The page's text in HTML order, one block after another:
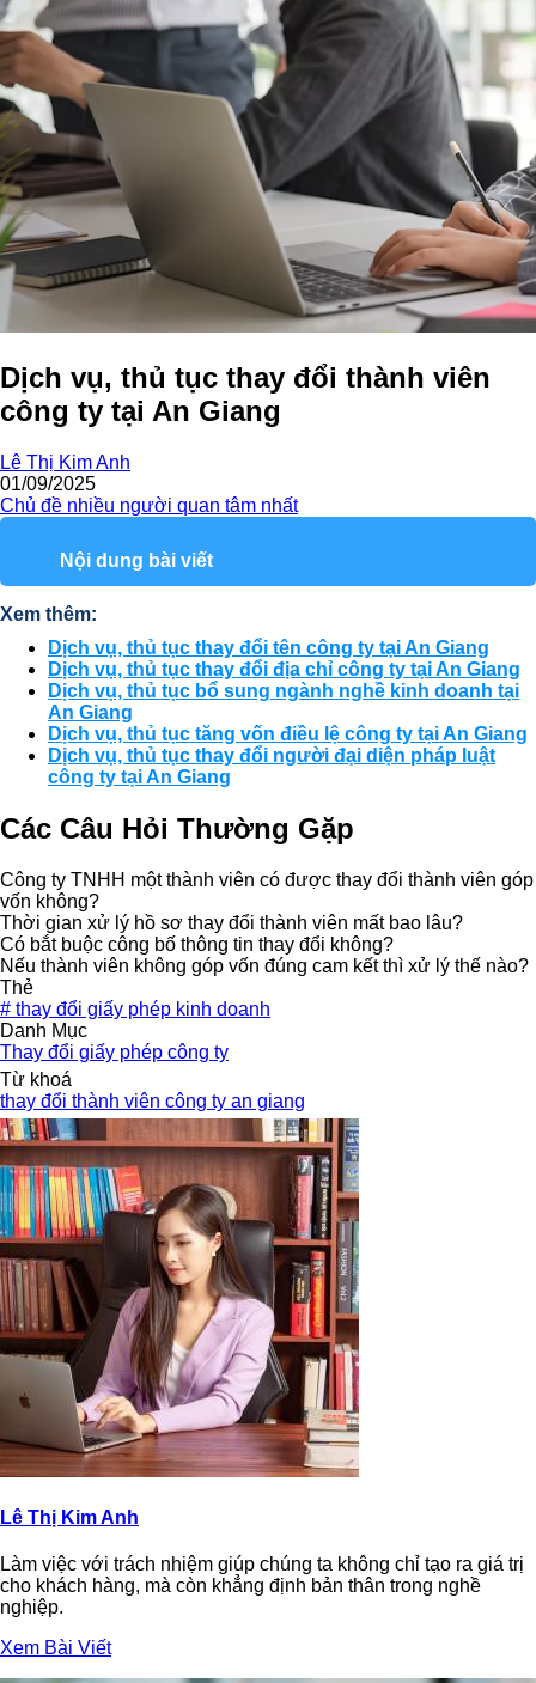
Dịch vụ, thủ tục thay đổi thành viên
công ty tại An Giang
Lê Thị Kim Anh
01/09/2025
Chủ đề nhiều người quan tâm nhất
Nội dung bài viết
Xem thêm:
Dịch vụ, thủ tục thay đổi tên công ty tại An Giang
Dịch vụ, thủ tục thay đổi địa chỉ công ty tại An Giang
Dịch vụ, thủ tục bổ sung ngành nghề kinh doanh tại
An Giang
Dịch vụ, thủ tục tăng vốn điều lệ công ty tại An Giang
Dịch vụ, thủ tục thay đổi người đại diện pháp luật
công ty tại An Giang
Các Câu Hỏi Thường Gặp
Công ty TNHH một thành viên có được thay đổi thành viên góp
vốn không?
Thời gian xử lý hồ sơ thay đổi thành viên mất bao lâu?
Có bắt buộc công bố thông tin thay đổi không?
Nếu thành viên không góp vốn đúng cam kết thì xử lý thế nào?
Thẻ
# thay đổi giấy phép kinh doanh
Danh Mục
Thay đổi giấy phép công ty
Từ khoá
thay đổi thành viên công ty an giang
Lê Thị Kim Anh
Làm việc với trách nhiệm giúp chúng ta không chỉ tạo ra giá trị
cho khách hàng, mà còn khẳng định bản thân trong nghề
nghiệp.
Xem Bài Viết